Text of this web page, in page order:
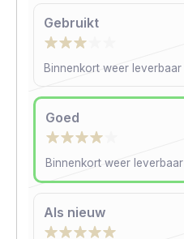
Gebruikt
Binnenkort weer leverbaar
Goed
Binnenkort weer leverbaar
Als nieuw